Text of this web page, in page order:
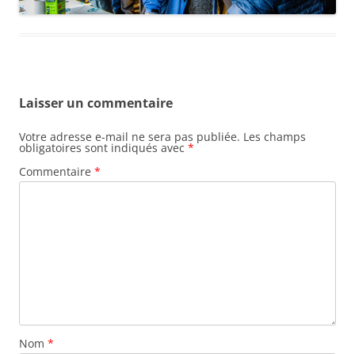
Laisser un commentaire
Votre adresse e-mail ne sera pas publiée. Les champs
obligatoires sont indiqués avec *
Commentaire *
Nom *